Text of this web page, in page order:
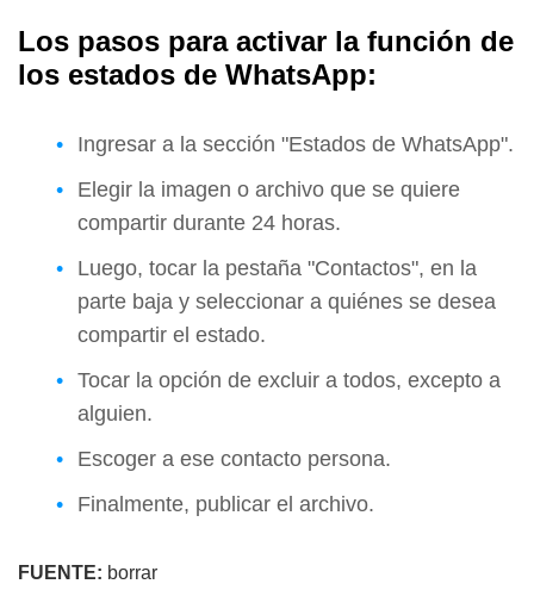
Los pasos para activar la función de
los estados de WhatsApp:
Ingresar a la sección "Estados de WhatsApp".
Elegir la imagen o archivo que se quiere
compartir durante 24 horas.
Luego, tocar la pestaña "Contactos", en la
parte baja y seleccionar a quiénes se desea
compartir el estado.
Tocar la opción de excluir a todos, excepto a
alguien.
Escoger a ese contacto persona.
Finalmente, publicar el archivo.
FUENTE: borrar